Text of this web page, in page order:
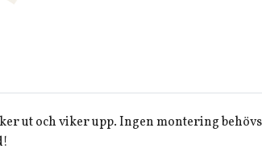
ut och viker upp. Ingen montering